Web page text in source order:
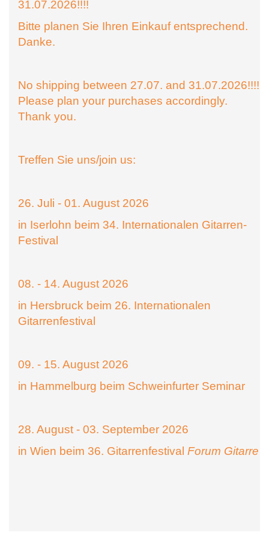
31.07.2026!!!!
Bitte planen Sie Ihren Einkauf entsprechend.
Danke.
No shipping between 27.07. and 31.07.2026!!!!
Please plan your purchases accordingly.
Thank you.
Treffen Sie uns/join us:
26. Juli - 01. August 2026
in Iserlohn beim 34. Internationalen Gitarren-
Festival
08. - 14. August 2026
in Hersbruck beim 26. Internationalen
Gitarrenfestival
09. - 15. August 2026
in Hammelburg beim Schweinfurter Seminar
28. August - 03. September 2026
in Wien beim 36. Gitarrenfestival Forum Gitarre